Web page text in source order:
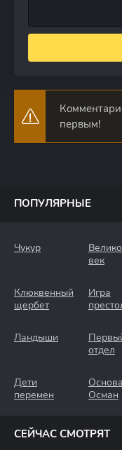
первым!
ПОПУЛЯРНЫЕ
Чукур
век
Клюквенный
щербет
Игра
Ландыши
отдел
Дети
перемен
Осман
СЕЙЧАС СМОТРЯТ